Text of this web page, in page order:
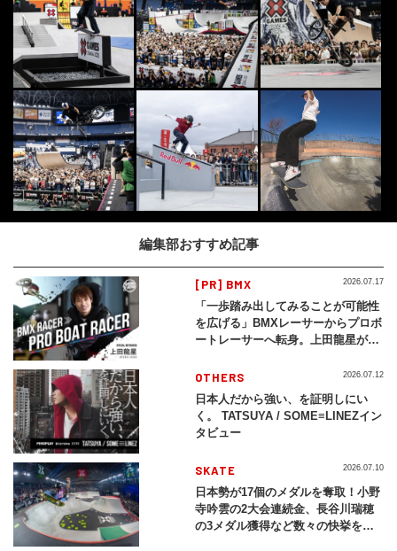
編集部おすすめ記事
[PR] BMX
「一歩踏み出してみることが可能性
を広げる」BMXレーサーからプロボ
ートレーサーへ転身。上田龍星が体
2026.07.17
OTHERS
日本人だから強い、を証明しにい
く。 TATSUYA / SOME≡LINEZイン
タビュー
2026.07.12
SKATE
日本勢が17個のメダルを奪取！小野
寺吟雲の2大会連続金、長谷川瑞穂
の3メダル獲得など数々の快挙をプ
2026.07.10